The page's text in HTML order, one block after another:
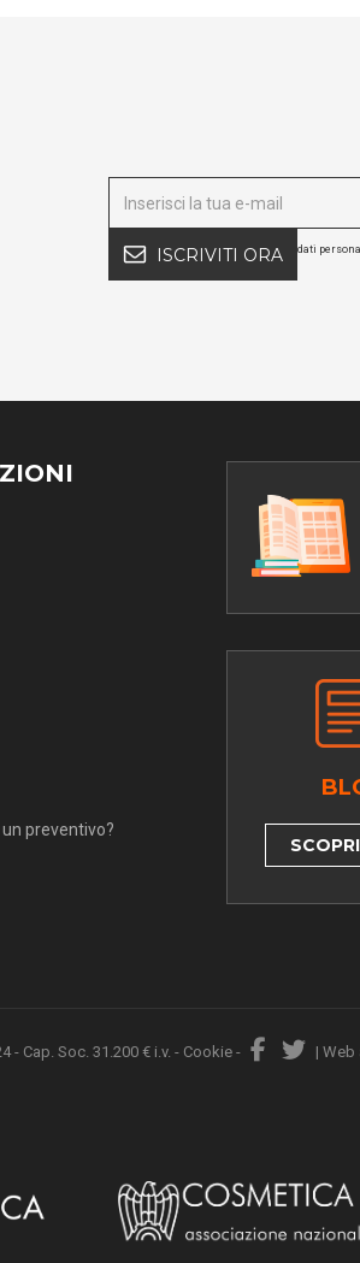
ISCRIVITI ORA dati
preventivo?
- Cap. Soc. 31.200 € i.v. - Cookie - | Web